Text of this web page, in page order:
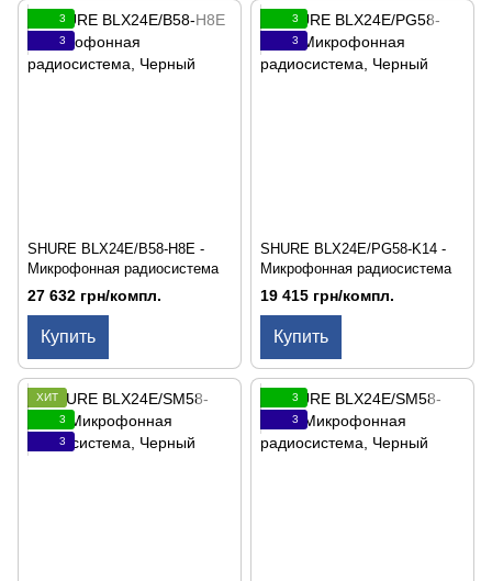
3
3
SHURE BLX24E/B58-H8E -
Микрофонная радиосистема
27 632 грн/компл.
Купить
3
3
SHURE BLX24E/PG58-K14 -
Микрофонная радиосистема
19 415 грн/компл.
Купить
ХИТ
3
3
3
3